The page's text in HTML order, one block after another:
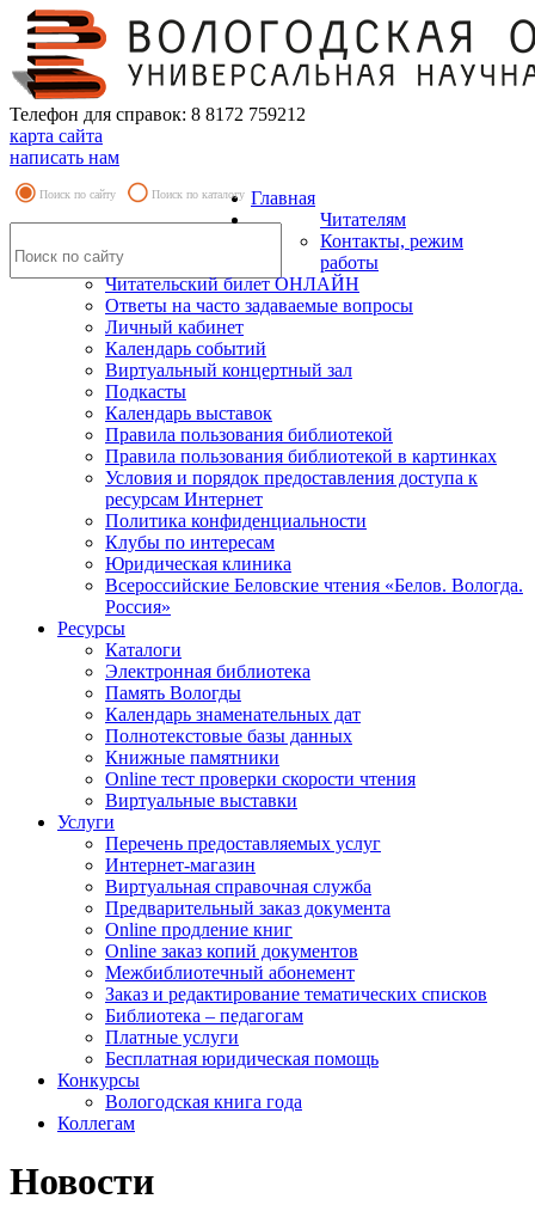
Телефон для справок: 8 8172 759212
карта сайта
написать нам
Поиск по сайту Поиск по каталогу Главная
Читателям
Контакты, режим
работы
Читательский билет ОНЛАЙН
Ответы на часто задаваемые вопросы
Личный кабинет
Календарь событий
Виртуальный концертный зал
Подкасты
Календарь выставок
Правила пользования библиотекой
Правила пользования библиотекой в картинках
Условия и порядок предоставления доступа к
ресурсам Интернет
Политика конфиденциальности
Клубы по интересам
Юридическая клиника
Всероссийские Беловские чтения «Белов. Вологда.
Россия»
Ресурсы
Каталоги
Электронная библиотека
Память Вологды
Календарь знаменательных дат
Полнотекстовые базы данных
Книжные памятники
Online тест проверки скорости чтения
Виртуальные выставки
Услуги
Перечень предоставляемых услуг
Интернет-магазин
Виртуальная справочная служба
Предварительный заказ документа
Online продление книг
Online заказ копий документов
Межбиблиотечный абонемент
Заказ и редактирование тематических списков
Библиотека – педагогам
Платные услуги
Бесплатная юридическая помощь
Конкурсы
Вологодская книга года
Коллегам
Новости